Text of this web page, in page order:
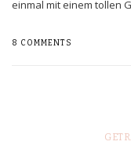
einmal mit einem tollen
8 COMMENTS